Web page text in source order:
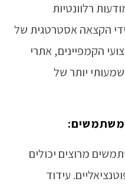
רלוונטיות
הקצאה אסטרטגית של
הקמפיינים, אתרי
יותר של
מרוצים יכולים
עידוד